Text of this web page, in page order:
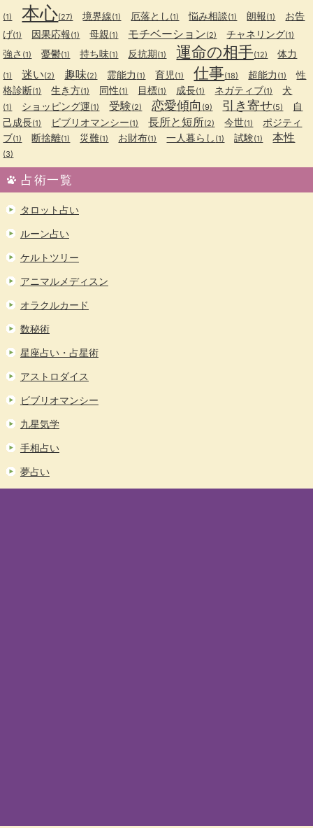
(1) 本心(27) 境界線(1) 厄落とし (1) 悩み相談(1) 朗報(1)
お告
げ(1) 因果応報(1) 母親(1) モチベーション(2) チャネリング(1)
強さ (1) 憂鬱(1) 持ち味(1) 反抗期(1) 運命の相手(12) 体力
(1) 迷い(2) 趣味(2) 霊能力 (1) 育児 (1) 仕事(18) 超能力 (1)
性
格診断(1) 生き方(1) 同性(1) 目標(1) 成長(1) ネガティブ(1) 犬
(1) ショッピング運(1) 受験(2) 恋愛傾向 (9) 引き寄せ(5)
自
己成長(1) ビブリオマンシー(1) 長所と短所(2) 今世(1)
ポジティ
ブ(1) 断捨離(1) 災難(1) お財布(1) 一人暮らし (1) 試験(1) 本性
(3)
占術一覧
タロット占い
ルーン占い
ケルトツリー
アニマルメディスン
オラクルカード
数秘術
星座占い・占星術
アストロダイス
ビブリオマンシー
九星気学
手相占い
夢占い